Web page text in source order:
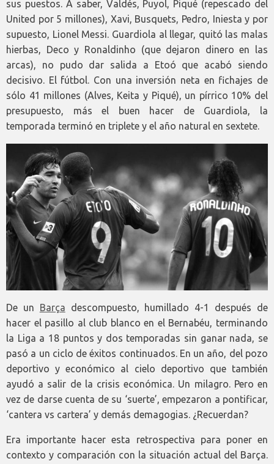
sus puestos. A saber, Valdés, Puyol, Piqué (repescado del
United por 5 millones), Xavi, Busquets, Pedro, Iniesta y por
supuesto, Lionel Messi. Guardiola al llegar, quitó las malas
hierbas, Deco y Ronaldinho (que dejaron dinero en las
arcas), no pudo dar salida a Etoó que acabó siendo
decisivo. El fútbol. Con una inversión neta en fichajes de
sólo 41 millones (Alves, Keita y Piqué), un pírrico 10% del
presupuesto, más el buen hacer de Guardiola, la
temporada terminó en triplete y el año natural en sextete.
De un Barça descompuesto, humillado 4-1 después de
hacer el pasillo al club blanco en el Bernabéu, terminando
la Liga a 18 puntos y dos temporadas sin ganar nada, se
pasó a un ciclo de éxitos continuados. En un año, del pozo
deportivo y económico al cielo deportivo que también
ayudó a salir de la crisis económica. Un milagro. Pero en
vez de darse cuenta de su ‘suerte’, empezaron a pontificar,
‘cantera vs cartera’ y demás demagogias. ¿Recuerdan?
Era importante hacer esta retrospectiva para poner en
contexto y comparación con la situación actual del Barça.